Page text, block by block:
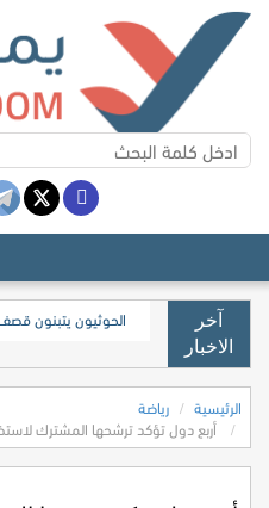
آخر
الاخبار
الحوثيون يتبنون
الرئيسية
رياضة
أربع دول تؤكد ترشحها المشترك